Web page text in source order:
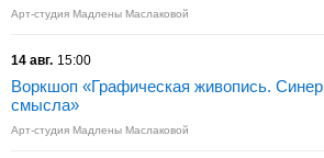
Арт-студия Мадлены Маслаковой
14 авг. 15:00
Воркшоп «Графическая живопись.
смысла»
Арт-студия Мадлены Маслаковой